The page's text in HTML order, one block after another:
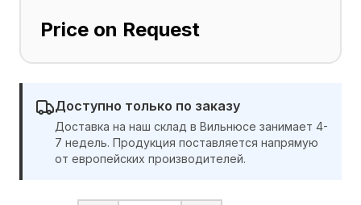
Price on Request
Доступно только по заказу
Доставка на наш склад в Вильнюсе занимает 4-
7 недель. Продукция поставляется напрямую
от европейских производителей.